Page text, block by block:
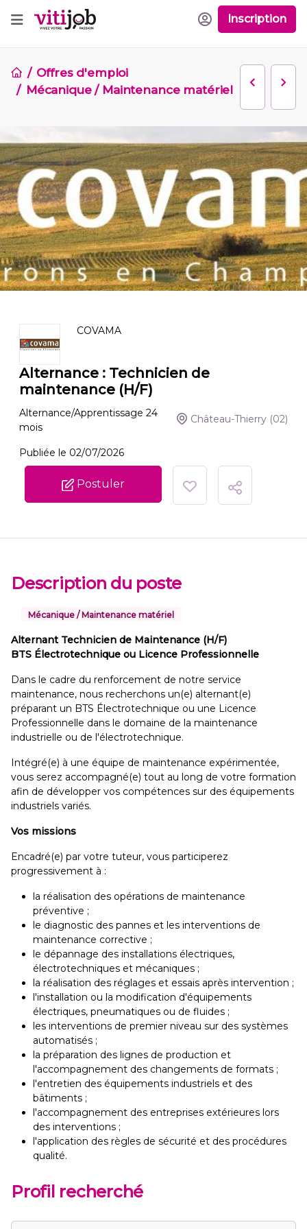
Inscription
Offres d'emploi
Mécanique / Maintenance matériel
COVAMA
Alternance : Technicien de
maintenance (H/F)
Alternance/Apprentissage 24
mois
Château-Thierry (02)
Publiée le 02/07/2026
Postuler
Description du poste
Mécanique / Maintenance matériel
Alternant Technicien de Maintenance (H/F)
BTS Électrotechnique ou Licence Professionnelle
Dans le cadre du renforcement de notre service
maintenance, nous recherchons un(e) alternant(e)
préparant un BTS Électrotechnique ou une Licence
Professionnelle dans le domaine de la maintenance
industrielle ou de l'électrotechnique.
Intégré(e) à une équipe de maintenance expérimentée,
vous serez accompagné(e) tout au long de votre formation
afin de développer vos compétences sur des équipements
industriels variés.
Vos missions
Encadré(e) par votre tuteur, vous participerez
progressivement à :
la réalisation des opérations de maintenance
préventive ;
le diagnostic des pannes et les interventions de
maintenance corrective ;
le dépannage des installations électriques,
électrotechniques et mécaniques ;
la réalisation des réglages et essais après intervention ;
l'installation ou la modification d'équipements
électriques, pneumatiques ou de fluides ;
les interventions de premier niveau sur des systèmes
automatisés ;
la préparation des lignes de production et
l'accompagnement des changements de formats ;
l'entretien des équipements industriels et des
bâtiments ;
l'accompagnement des entreprises extérieures lors
des interventions ;
l'application des règles de sécurité et des procédures
qualité.
Profil recherché